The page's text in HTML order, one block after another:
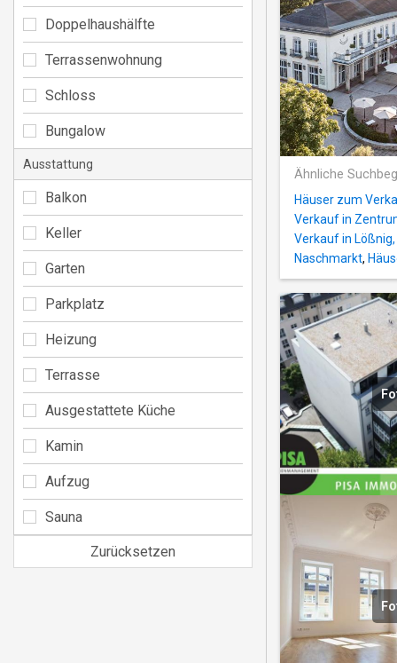
Ähnliche
Häuser zum
Verkauf in
Verkauf in
Naschmarkt,
Doppelhaushälfte
Terrassenwohnung
Schloss
Bungalow
Ausstattung
Balkon
Keller
Garten
Parkplatz
Heizung
Terrasse
Ausgestattete Küche
Kamin
Aufzug
Sauna
Zurücksetzen